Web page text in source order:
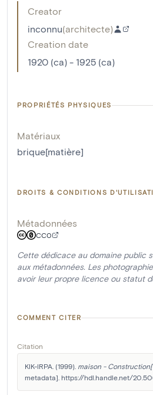
Creator
inconnu(architecte)
Creation date
1920 (ca) - 1925 (ca)
PROPRIÉTÉS PHYSIQUES
Matériaux
brique[matière]
DROITS & CONDITIONS
Métadonnées
CC0
Cette dédicace au domaine public
aux métadonnées. Les
avoir leur propre licence ou statut
COMMENT CITER
Citation
KIK-IRPA. (1999). maison -
metadata]. https://hdl.handle.net/